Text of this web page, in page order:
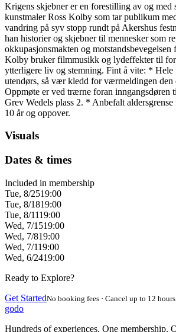
Krigens skjebner er en forestilling av og med
kunstmaler Ross Kolby som tar publikum
vandring på syv stopp rundt på Akershus
han historier og skjebner til mennesker som
okkupasjonsmakten og motstandsbevegelsen
Kolby bruker filmmusikk og lydeffekter til
ytterligere liv og stemning. Fint å vite: * Hele
utendørs, så vær kledd for værmeldingen den
Oppmøte er ved trærne foran inngangsdøren
Grev Wedels plass 2. * Anbefalt
10 år og oppover.
Visuals
Dates & times
Included in membership
Tue, 8/2519:00
Tue, 8/1819:00
Tue, 8/1119:00
Wed, 7/1519:00
Wed, 7/819:00
Wed, 7/119:00
Wed, 6/2419:00
Ready to Explore?
Get StartedNo booking fees · Cancel up to 12
godo
Hundreds of experiences. One membership.